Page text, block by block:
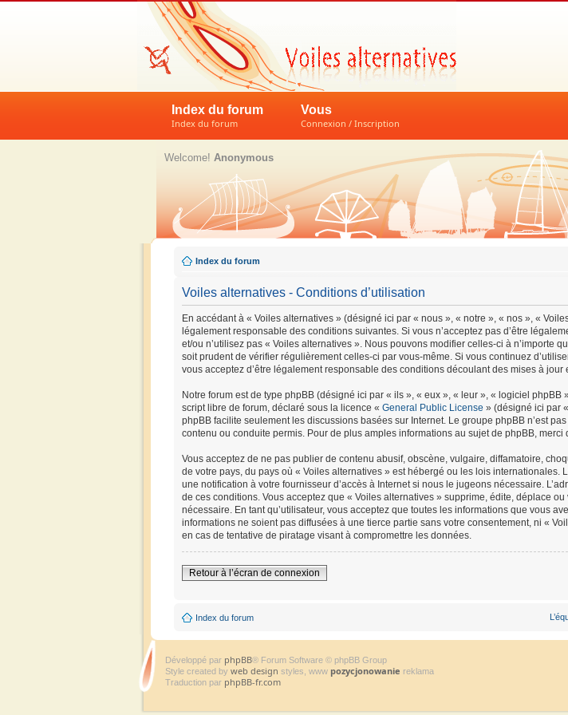
Index du forum
Index du forum
Vous
Connexion / Inscription
Welcome! Anonymous
Index du forum
Voiles alternatives - Conditions d’utilisation
En accédant à « Voiles alternatives » (désigné ici par « nous », « notre », « nos », «
légalement responsable des conditions suivantes. Si vous n’acceptez pas d’être
et/ou n’utilisez pas « Voiles alternatives ». Nous pouvons modifier celles-ci à n’importe
soit prudent de vérifier régulièrement celles-ci par vous-même. Si vous continuez
vous acceptez d’être légalement responsable des conditions découlant des mises à jour
Notre forum est de type phpBB (désigné ici par « ils », « eux », « leur », « logiciel
script libre de forum, déclaré sous la licence « General Public License » (désigné ici par
phpBB facilite seulement les discussions basées sur Internet. Le groupe phpBB n’est
contenu ou conduite permis. Pour de plus amples informations au sujet de phpBB, merci
Vous acceptez de ne pas publier de contenu abusif, obscène, vulgaire, diffamatoire,
de votre pays, du pays où « Voiles alternatives » est hébergé ou les lois
une notification à votre fournisseur d’accès à Internet si nous le jugeons nécessaire.
de ces conditions. Vous acceptez que « Voiles alternatives » supprime, édite, déplace
nécessaire. En tant qu’utilisateur, vous acceptez que toutes les informations que vous
informations ne soient pas diffusées à une tierce partie sans votre consentement, ni «
en cas de tentative de piratage visant à compromettre les données.
Retour à l’écran de connexion
Index du forum
Développé par phpBB® Forum Software © phpBB Group
Style created by web design styles, www pozycjonowanie reklama
Traduction par phpBB-fr.com